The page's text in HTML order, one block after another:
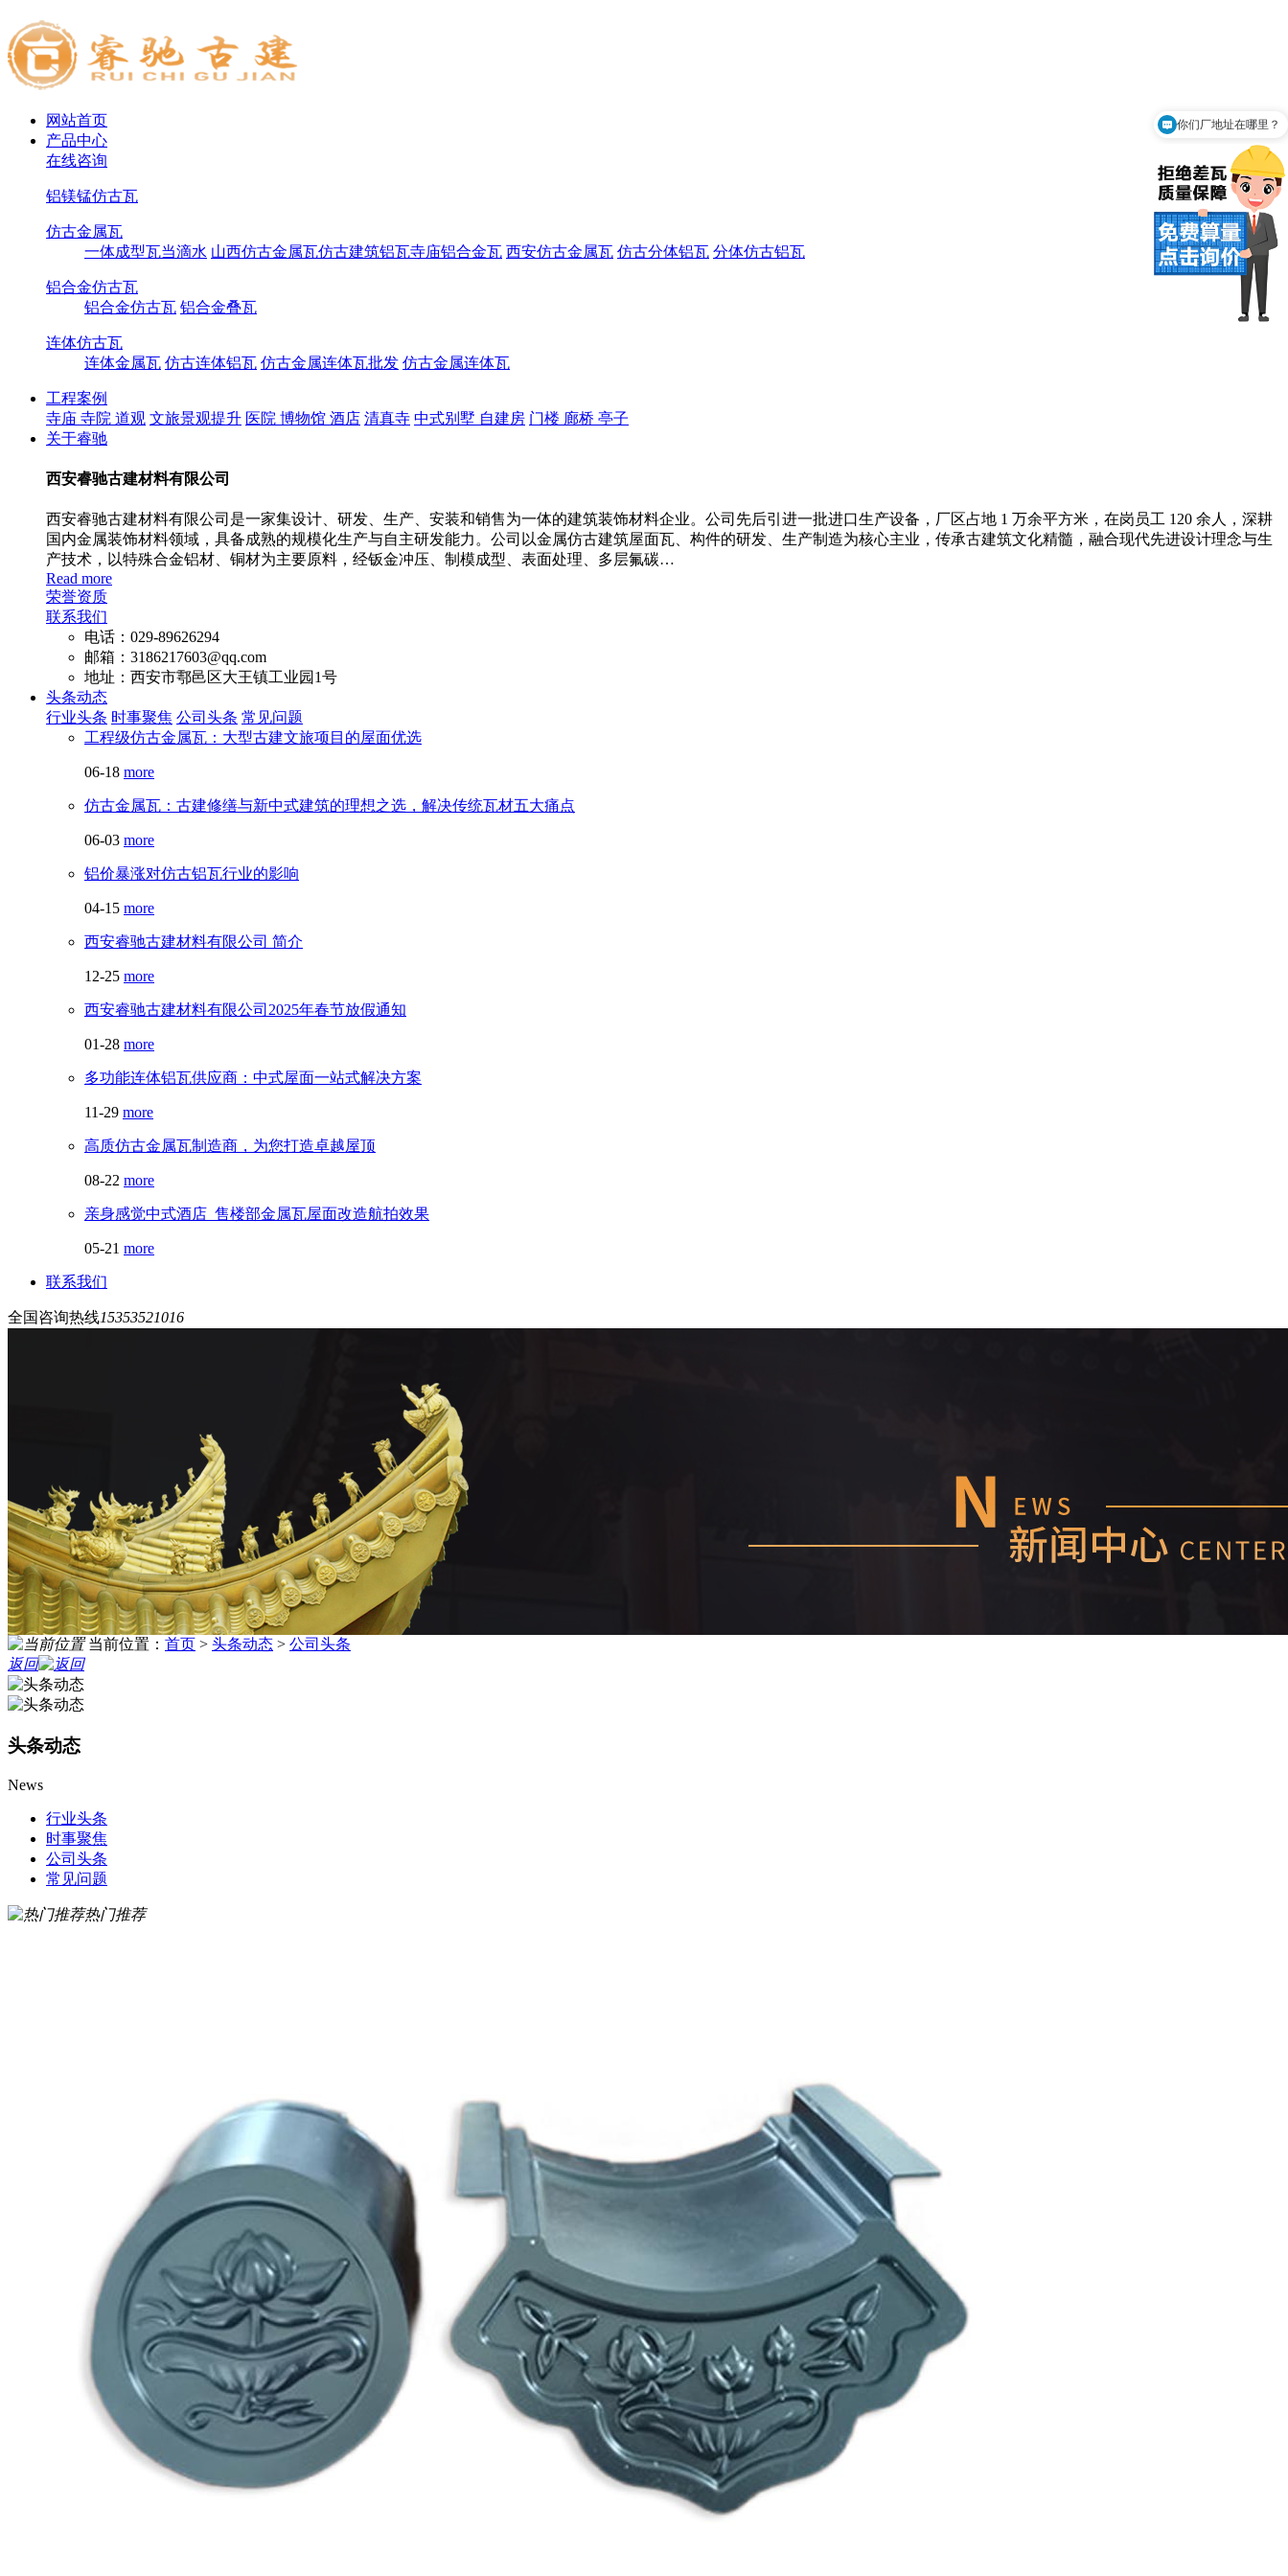
网站首页
产品中心
在线咨询
铝镁锰仿古瓦
仿古金属瓦
一体成型瓦当滴水 山西仿古金属瓦仿古建筑铝瓦寺庙铝合金瓦 西安仿古金属瓦 仿古分体铝瓦 分体仿古铝瓦
铝合金仿古瓦
铝合金仿古瓦 铝合金叠瓦
连体仿古瓦
连体金属瓦 仿古连体铝瓦 仿古金属连体瓦批发 仿古金属连体瓦
工程案例
寺庙 寺院 道观 文旅景观提升 医院 博物馆 酒店 清真寺 中式别墅 自建房 门楼 廊桥 亭子
关于睿驰
西安睿驰古建材料有限公司
西安睿驰古建材料有限公司是一家集设计、研发、生产、安装和销售为一体的建筑装饰材料企业。公司先后引进一批进口生产设备，厂区占地 1 万余平方米，在岗员工 120 余人，深耕
国内金属装饰材料领域，具备成熟的规模化生产与自主研发能力。公司以金属仿古建筑屋面瓦、构件的研发、生产制造为核心主业，传承古建筑文化精髓，融合现代先进设计理念与生
产技术，以特殊合金铝材、铜材为主要原料，经钣金冲压、制模成型、表面处理、多层氟碳…
Read more
荣誉资质
联系我们
电话：029-89626294
邮箱：3186217603@qq.com
地址：西安市鄠邑区大王镇工业园1号
头条动态
行业头条 时事聚焦 公司头条 常见问题
工程级仿古金属瓦：大型古建文旅项目的屋面优选
06-18 more
仿古金属瓦：古建修缮与新中式建筑的理想之选，解决传统瓦材五大痛点
06-03 more
铝价暴涨对仿古铝瓦行业的影响
04-15 more
西安睿驰古建材料有限公司 简介
12-25 more
西安睿驰古建材料有限公司2025年春节放假通知
01-28 more
多功能连体铝瓦供应商：中式屋面一站式解决方案
11-29 more
高质仿古金属瓦制造商，为您打造卓越屋顶
08-22 more
亲身感觉中式酒店_售楼部金属瓦屋面改造航拍效果
05-21 more
联系我们
全国咨询热线15353521016
当前位置： 首页 > 头条动态 > 公司头条
返回
头条动态
News
行业头条
时事聚焦
公司头条
常见问题
热门推荐
可以免费上门测量吗？